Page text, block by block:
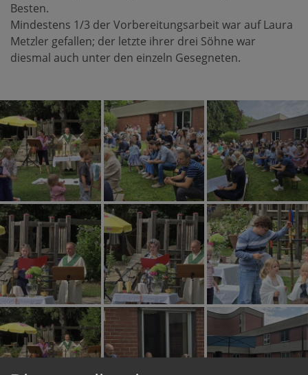
Besten.
Mindestens 1/3 der Vorbereitungsarbeit war auf Laura
Metzler gefallen; der letzte ihrer drei Söhne war
diesmal auch unter den einzeln Gesegneten.